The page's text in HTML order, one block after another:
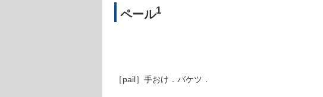
ペール1
［pail］手おけ．バケツ．